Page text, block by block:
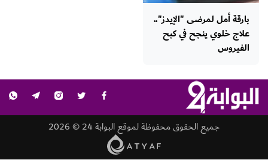
بارقة أمل لمرضى "الإيدز"..
علاج خلوي ينجح في كبح
الفيروس
جميع الحقوق محفوظة لموقع البوابة 24 © 2026